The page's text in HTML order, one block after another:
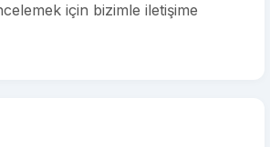
için bizimle iletişime